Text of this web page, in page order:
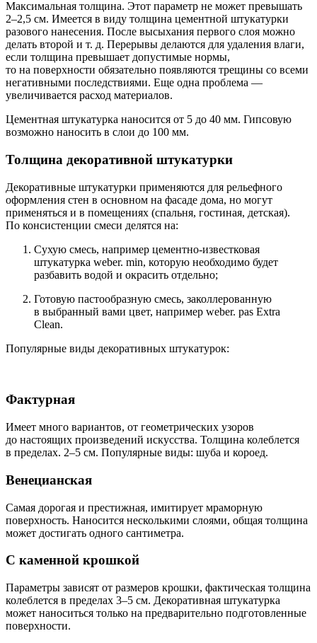
Максимальная толщина. Этот параметр не может превышать
2–2,5 см. Имеется в виду толщина цементной штукатурки
разового нанесения. После высыхания первого слоя можно
делать второй и т. д. Перерывы делаются для удаления влаги,
если толщина превышает допустимые нормы,
то на поверхности обязательно появляются трещины со всеми
негативными последствиями. Еще одна проблема —
увеличивается расход материалов.
Цементная штукатурка наносится от 5 до 40 мм. Гипсовую
возможно наносить в слои до 100 мм.
Толщина декоративной штукатурки
Декоративные штукатурки применяются для рельефного
оформления стен в основном на фасаде дома, но могут
применяться и в помещениях (спальня, гостиная, детская).
По консистенции смеси делятся на:
Cухую смесь, например цементно-известковая
штукатурка weber. min, которую необходимо будет
разбавить водой и окрасить отдельно;
Готовую пастообразную смесь, заколлерованную
в выбранный вами цвет, например weber. pas Extra
Clean.
Популярные виды декоративных штукатурок:
Фактурная
Имеет много вариантов, от геометрических узоров
до настоящих произведений искусства. Толщина колеблется
в пределах. 2–5 см. Популярные виды: шуба и короед.
Венецианская
Самая дорогая и престижная, имитирует мраморную
поверхность. Наносится несколькими слоями, общая толщина
может достигать одного сантиметра.
С каменной крошкой
Параметры зависят от размеров крошки, фактическая толщина
колеблется в пределах 3–5 см. Декоративная штукатурка
может наноситься только на предварительно подготовленные
поверхности.